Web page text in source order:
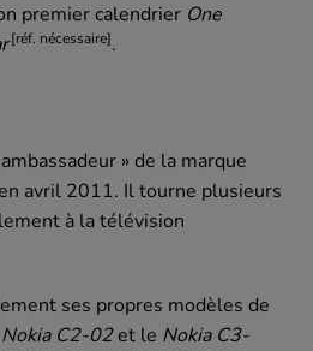
premier calendrier One
[réf. nécessaire].
» de la marque
avril 2011. Il tourne plusieurs
à la télévision
ses propres modèles de
Nokia C2-02et le Nokia C3-